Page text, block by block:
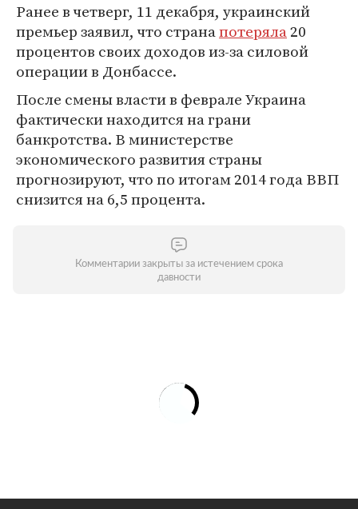
Ранее в четверг, 11 декабря, украинский
премьер заявил, что странапотеряла20
процентов своих доходов из-за силовой
операции в Донбассе.
После смены власти в феврале Украина
фактически находится на грани
банкротства. В министерстве
экономического развития страны
прогнозируют, что по итогам 2014 года ВВП
снизится на 6,5 процента.
Комментарии закрыты за истечением срока
давности